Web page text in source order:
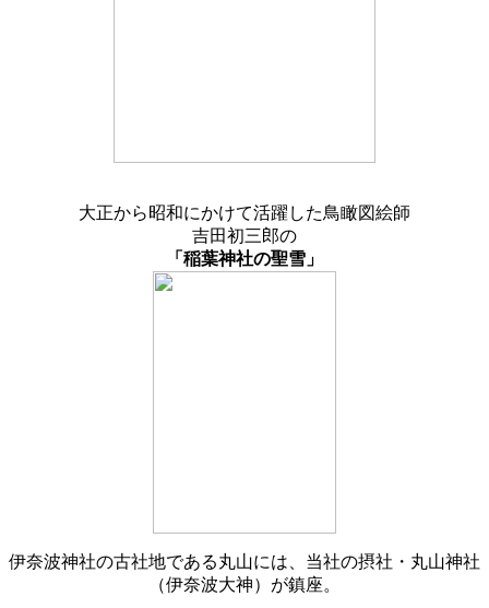
大正から昭和にかけて活躍した鳥瞰図絵師
吉田初三郎の
「稲葉神社の聖雪」
伊奈波神社の古社地である丸山には、当社の摂社・丸山神社
（伊奈波大神）が鎮座。